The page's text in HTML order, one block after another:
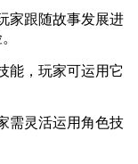
家跟随故事发展进
能，玩家可运用它
需灵活运用角色技